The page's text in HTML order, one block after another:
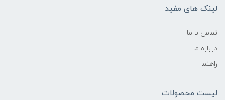
لینک های مفید
تماس با ما
درباره ما
راهنما
لیست محصولات